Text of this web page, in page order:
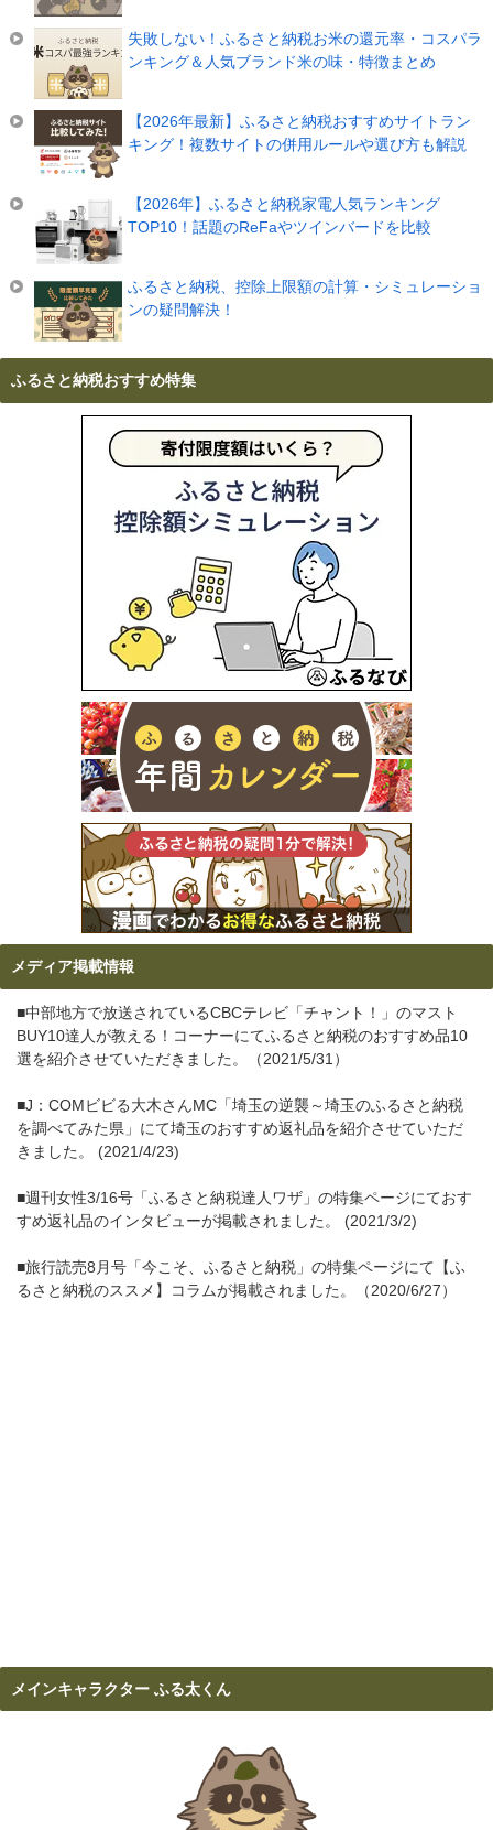
失敗しない！ふるさと納税お米の還元率・コスパラ
ンキング＆人気ブランド米の味・特徴まとめ
【2026年最新】ふるさと納税おすすめサイトラン
キング！複数サイトの併用ルールや選び方も解説
【2026年】ふるさと納税家電人気ランキング
TOP10！話題のReFaやツインバードを比較
ふるさと納税、控除上限額の計算・シミュレーショ
ンの疑問解決！
ふるさと納税おすすめ特集
メディア掲載情報
■中部地方で放送されているCBCテレビ「チャント！」のマスト
BUY10達人が教える！コーナーにてふるさと納税のおすすめ品10
選を紹介させていただきました。（2021/5/31）
■J：COMビビる大木さんMC「埼玉の逆襲～埼玉のふるさと納税
を調べてみた県」にて埼玉のおすすめ返礼品を紹介させていただ
きました。 (2021/4/23)
■週刊女性3/16号「ふるさと納税達人ワザ」の特集ページにておす
すめ返礼品のインタビューが掲載されました。 (2021/3/2)
■旅行読売8月号「今こそ、ふるさと納税」の特集ページにて【ふ
るさと納税のススメ】コラムが掲載されました。（2020/6/27）
メインキャラクター ふる太くん